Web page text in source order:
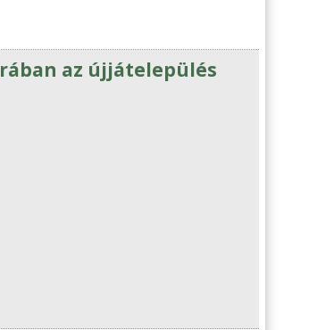
az újjátelepülés